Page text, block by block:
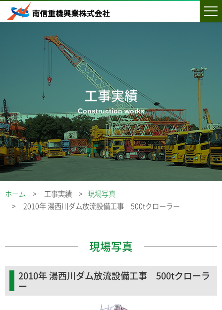
工事実績
ホーム 工事実績
現場写真
2010年 湯西川ダム放流設備工事 500tクローラー
現場写真
2010年 湯西川ダム放流設備工事 500tクローラ
ー